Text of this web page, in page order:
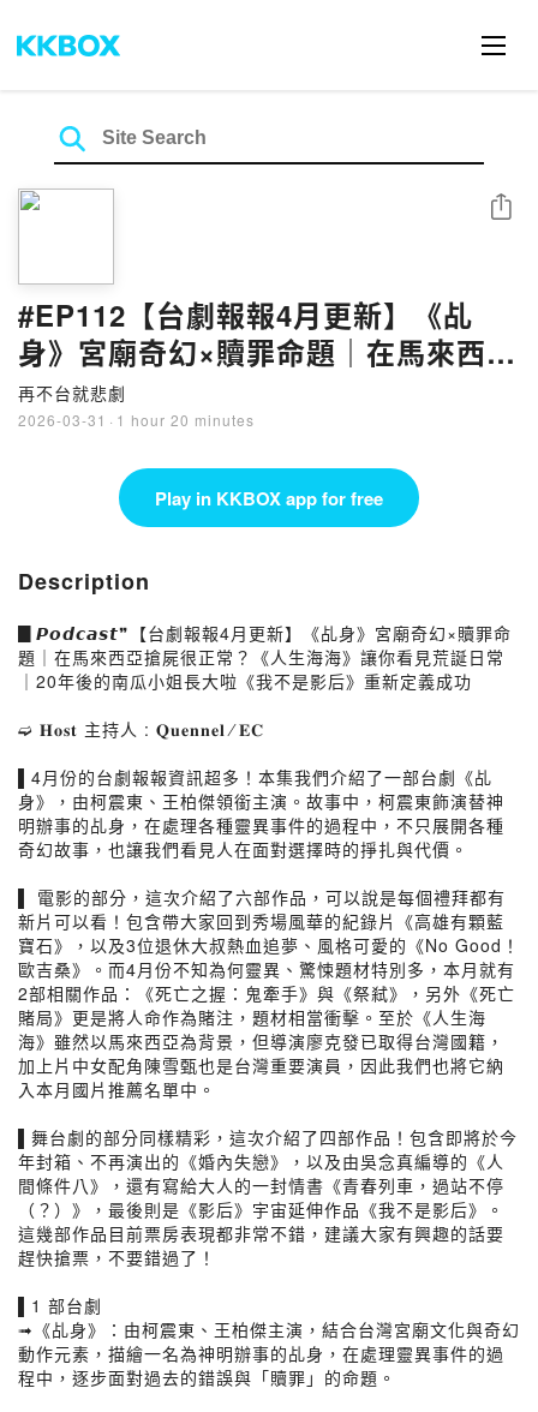
#EP112【台劇報報4月更新】《乩
身》宮廟奇幻×贖罪命題｜在馬來西亞
搶屍很正常？《人生海海》讓你看見
荒誕日常｜20年後的南瓜小姐長大啦
《我不是影后》重新定義成功
再不台就悲劇
2026-03-31 · 1 hour 20 minutes
Share
Play in KKBOX app for free
Description
▊𝙋𝙤𝙙𝙘𝙖𝙨𝙩❞【台劇報報4月更新】《乩身》宮廟奇幻×贖罪命
題｜在馬來西亞搶屍很正常？《人生海海》讓你看見荒誕日常
｜20年後的南瓜小姐長大啦《我不是影后》重新定義成功
➫ 𝐇𝐨𝐬𝐭 主持人 : 𝐐𝐮𝐞𝐧𝐧𝐞𝐥 ∕ 𝐄𝐂
▌4月份的台劇報報資訊超多！本集我們介紹了一部台劇《乩
身》，由柯震東、王柏傑領銜主演。故事中，柯震東飾演替神
明辦事的乩身，在處理各種靈異事件的過程中，不只展開各種
奇幻故事，也讓我們看見人在面對選擇時的掙扎與代價。
▌ 電影的部分，這次介紹了六部作品，可以說是每個禮拜都有
新片可以看！包含帶大家回到秀場風華的紀錄片《高雄有顆藍
寶石》，以及3位退休大叔熱血追夢、風格可愛的《No Good！
歐吉桑》。而4月份不知為何靈異、驚悚題材特別多，本月就有
2部相關作品：《死亡之握：鬼牽手》與《祭弒》，另外《死亡
賭局》更是將人命作為賭注，題材相當衝擊。至於《人生海
海》雖然以馬來西亞為背景，但導演廖克發已取得台灣國籍，
加上片中女配角陳雪甄也是台灣重要演員，因此我們也將它納
入本月國片推薦名單中。
▌舞台劇的部分同樣精彩，這次介紹了四部作品！包含即將於今
年封箱、不再演出的《婚內失戀》，以及由吳念真編導的《人
間條件八》，還有寫給大人的一封情書《青春列車，過站不停
（？）》，最後則是《影后》宇宙延伸作品《我不是影后》。
這幾部作品目前票房表現都非常不錯，建議大家有興趣的話要
趕快搶票，不要錯過了！
▌1 部台劇
➟《乩身》：由柯震東、王柏傑主演，結合台灣宮廟文化與奇幻
動作元素，描繪一名為神明辦事的乩身，在處理靈異事件的過
程中，逐步面對過去的錯誤與「贖罪」的命題。